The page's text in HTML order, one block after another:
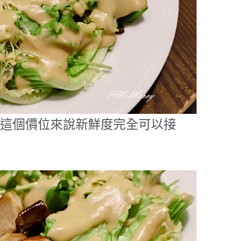
個價位來說新鮮度完全可以接